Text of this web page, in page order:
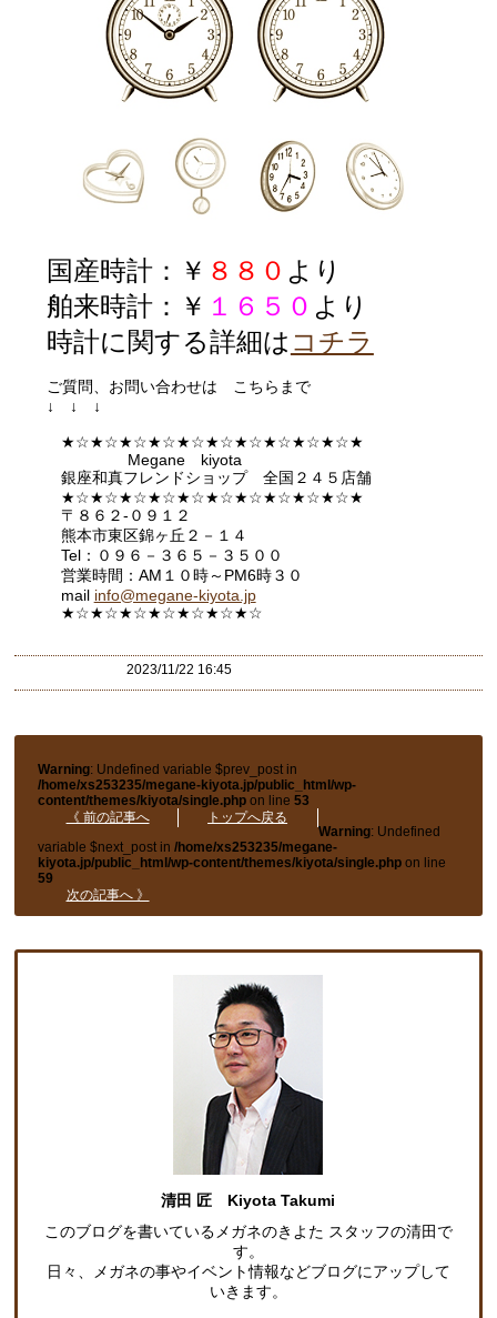
国産時計：￥ ８８０ より
舶来時計：￥ １６５０ より
時計に関する詳細は コチラ
ご質問、お問い合わせは こちらまで
↓ ↓ ↓
★☆★☆★☆★☆★☆★☆★☆★☆★☆★☆★
Megane kiyota
銀座和真フレンドショップ 全国２４５店舗
★☆★☆★☆★☆★☆★☆★☆★☆★☆★☆★
〒８６２-０９１２
熊本市東区錦ヶ丘２－１４
Tel：０９６－３６５－３５００
営業時間：AM１０時～PM6時３０
mail info@megane-kiyota.jp
★☆★☆★☆★☆★☆★☆★☆
2023/11/22 16:45
Warning: Undefined variable $prev_post in
/home/xs253235/megane-kiyota.jp/public_html/wp-
content/themes/kiyota/single.php on line53
《 前の記事へ
トップへ戻る
Warning: Undefined
variable $next_post in/home/xs253235/megane-
kiyota.jp/public_html/wp-content/themes/kiyota/single.php on line
59
次の記事へ 》
清田 匠 Kiyota Takumi
このブログを書いているメガネのきよた スタッフの清田で
す。
日々、メガネの事やイベント情報などブログにアップして
いきます。